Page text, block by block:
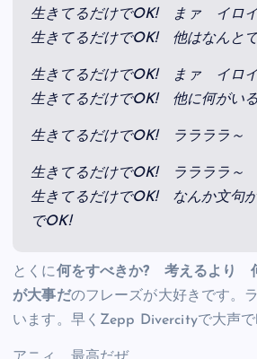
生きてるだけでOK! まァ イロイ
生きてるだけでOK! 他はなんと
生きてるだけでOK! まァ イロイ
生きてるだけでOK! 他に何がい
生きてるだけでOK! ララララ～
生きてるだけでOK! ララララ～
生きてるだけでOK! なんか文句
でOK!
とくに何をすべきか? 考えるより
が大事だのフレーズが大好きです。
います。早くZepp Divercityで大声で